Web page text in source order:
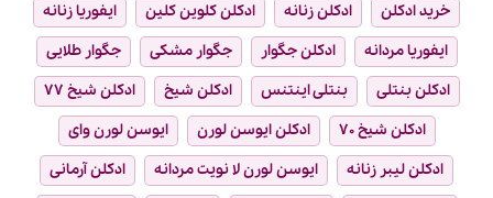
خرید ادکلن ادکلن زنانه ادکلن کلوین کلین
ایفوریا زنانه
ایفوریا مردانه
ادکلن جگوار جگوار مشکی
جگوار طلایی
ادکلن بنتلی
بنتلی اینتنس ادکلن شیخ
ادکلن شیخ ۷۷
ادکلن شیخ ۷۰
ادکلن ایوسن لورن
ایوسن لورن وای
ادکلن لیبر زنانه
ایوسن لورن لا نویت مردانه
ادکلن آرمانی